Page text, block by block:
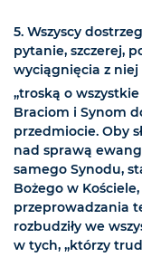
5. Wszyscy
pytanie, szczerej,
wyciągnięcia z
„troską o wszystkie
Braciom i Synom
przedmiocie. Oby
nad sprawą
samego Synodu,
Bożego w
przeprowadzania
rozbudziły we
w tych, „którzy